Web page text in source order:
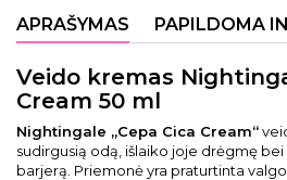
APRAŠYMAS PAPILDOMA
Veido kremas
Cream 50 ml
Nightingale „Cepa Cica Cream“
sudirgusią odą, išlaiko joje drėgmę
barjerą. Priemonė yra praturtinta